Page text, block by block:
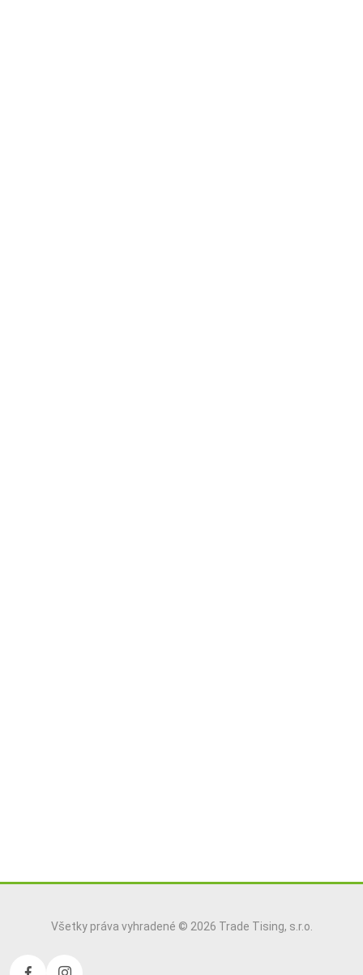
Všetky práva vyhradené © 2026 Trade Tising, s.r.o.